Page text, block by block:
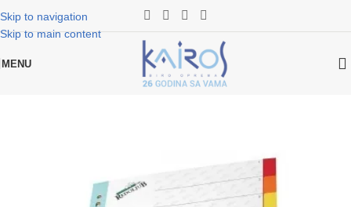
Skip to navigation
Skip to main content
MENU